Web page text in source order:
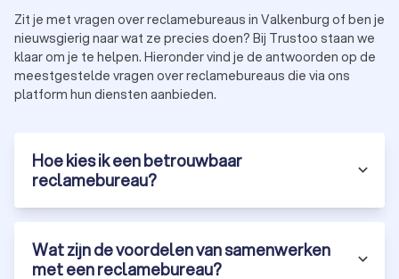
aansluit bij jouw wensen.
Budget:kies een bureau dat binnen je budget past
zonder in te leveren op kwaliteit.
Specialisaties:sommige bureaus focussen op
specifieke sectoren of marketingtechnieken.
Met Trustoo vind je eenvoudig de beste reclamebureaus in
groeien.
Zit je met vragen over reclamebureaus in Valkenburg of ben je
nieuwsgierig naar wat ze precies doen? Bij Trustoo staan we
klaar om je te helpen. Hieronder vind je de antwoorden op de
meestgestelde vragen over reclamebureaus die via ons
platform hun diensten aanbieden.
Hoe kies ik een betrouwbaar
reclamebureau?
Wat zijn de voordelen van samenwerken
met een reclamebureau?